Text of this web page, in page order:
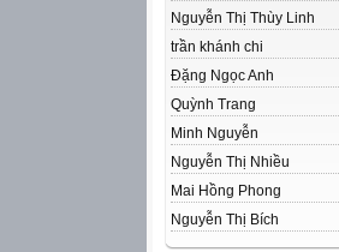
Nguyễn Thị Thùy Linh
trần khánh chi
Đặng Ngọc Anh
Quỳnh Trang
Minh Nguyễn
Nguyễn Thị Nhiều
Mai Hồng Phong
Nguyễn Thị Bích